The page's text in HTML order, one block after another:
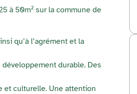
à 50m² sur la commune de
qu’à l’agrément et la
durable. Des
et culturelle. Une attention